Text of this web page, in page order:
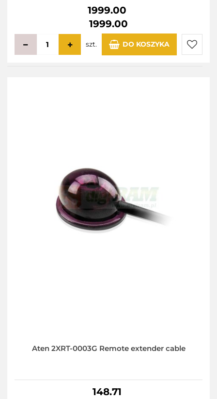
1999.00
1999.00
szt. DO KOSZYKA
Aten 2XRT-0003G Remote extender cable
148.71